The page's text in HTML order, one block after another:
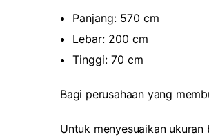
Panjang: 570 cm
Lebar: 200 cm
Tinggi: 70 cm
Bagi perusahaan yang
Untuk menyesuaikan